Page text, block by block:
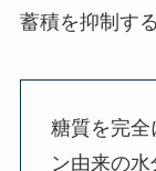
蓄積を抑制す
糖質を完
ン由来の